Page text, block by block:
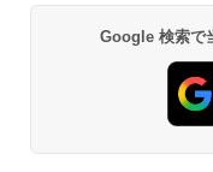
Google 検索で